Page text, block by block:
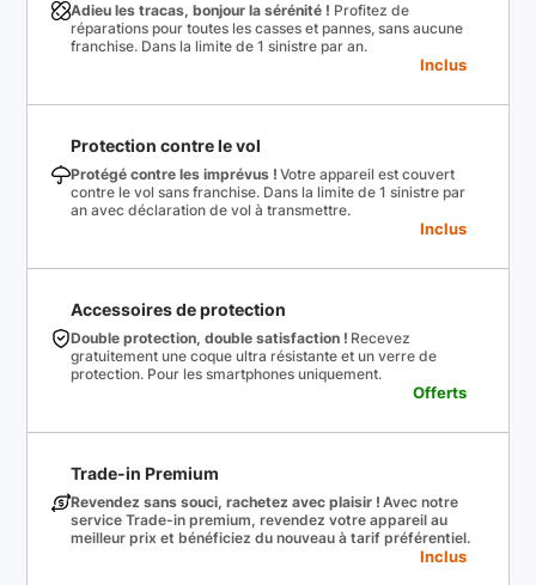
Adieu les tracas, bonjour la sérénité ! Profitez de
réparations pour toutes les casses et pannes, sans aucune
franchise. Dans la limite de 1 sinistre par an.
Inclus
Protection contre le vol
Protégé contre les imprévus ! Votre appareil est couvert
contre le vol sans franchise. Dans la limite de 1 sinistre par
an avec déclaration de vol à transmettre.
Inclus
Accessoires de protection
Double protection, double satisfaction ! Recevez
gratuitement une coque ultra résistante et un verre de
protection. Pour les smartphones uniquement.
Offerts
Trade-in Premium
Revendez sans souci, rachetez avec plaisir ! Avec notre
service Trade-in premium, revendez votre appareil au
meilleur prix et bénéficiez du nouveau à tarif préférentiel.
Inclus